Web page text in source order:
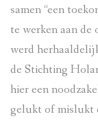
samen “een
te werken aan de
werd
de Stichting
hier een
gelukt of mislukt